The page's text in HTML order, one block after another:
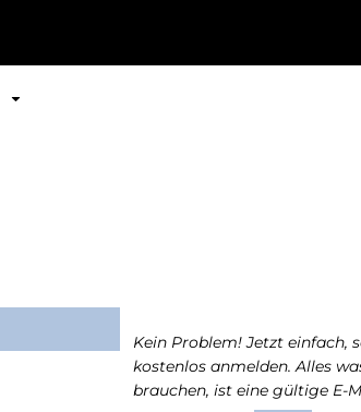
Kein Problem! Jetzt einfach,
kostenlos anmelden. Alles
brauchen, ist eine gültige E-